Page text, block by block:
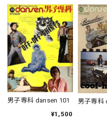
男子専科 dansen 101
¥1,500
男子専科